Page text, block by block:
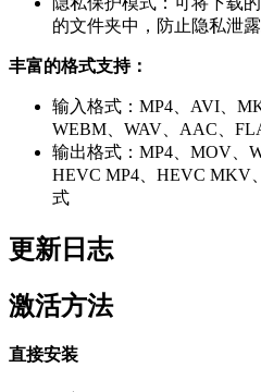
的文件夹中，防止隐私泄
丰富的格式支持：
输入格式：MP4、AVI、
WEBM、WAV、AAC、
输出格式：MP4、MOV、
HEVC MP4、HEVC MKV
式
更新日志
激活方法
直接安装